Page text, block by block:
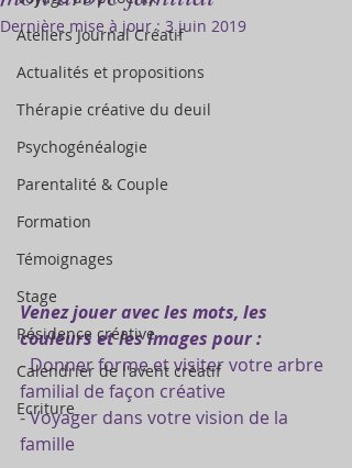
Ateliers Journal Créatif
Actualités et propositions
Thérapie créative du deuil
Psychogénéalogie
Parentalité & Couple
Formation
Témoignages
Stage
Résidence créative
Calendrier de l'avent créatif
Ecriture
Dernière mise à jour : 3 juin 2019
Venez jouer avec les mots, les
couleurs et les images pour :
- Donner forme et visiter votre arbre
familial de façon créative
- Voyager dans votre vision de la
famille